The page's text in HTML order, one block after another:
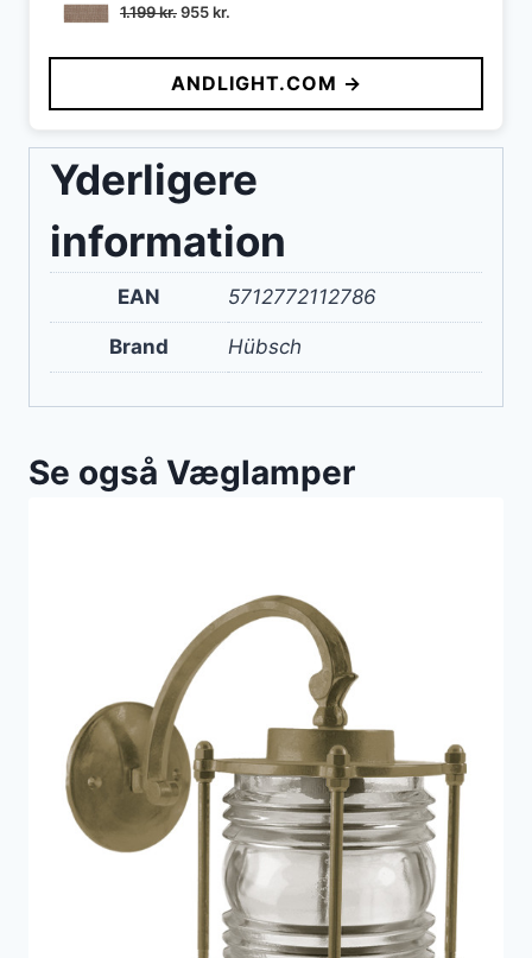
1.199kr.Den
pris
var:
1.199 kr..
955kr.
pris
er:
955 kr..
ANDLIGHT.COM →
Yderligere
information
EAN 5712772112786
Brand Hübsch
Se også Væglamper